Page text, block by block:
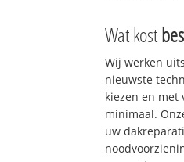
Wat kost
Wij werken
nieuwste
kiezen en met
minimaal.
uw